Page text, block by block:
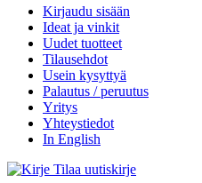
Kirjaudu sisään
Ideat ja vinkit
Uudet tuotteet
Tilausehdot
Usein kysyttyä
Palautus / peruutus
Yritys
Yhteystiedot
In English
Tilaa uutiskirje